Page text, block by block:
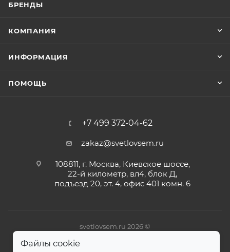
БРЕНДЫ
КОМПАНИЯ
ИНФОРМАЦИЯ
ПОМОЩЬ
+7 499 372-04-62
zakaz@svetlovsem.ru
108811, г. Москва, Киевское шоссе,
22-й километр, вл4, блок Д,
подъезд 20, эт. 4, офис 401 комн. 6
svetlovsem.ru 2026 ©
Файлы cookie